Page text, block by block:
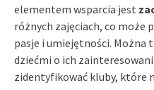
elementem wsparcia jest
różnych zajęciach, co może
pasje i umiejętności. Można
dziećmi o ich
zidentyfikować kluby, które